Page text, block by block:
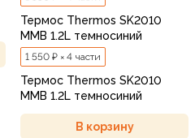
Термос Thermos SK2010
MMB 1.2L темносиний
1 550 ₽ × 4 части
Термос Thermos SK2010
MMB 1.2L темносиний
В корзину